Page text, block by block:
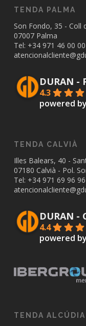
TENDA PALMA
Son Fondo, 35 - Coll
07007 Palma
Tel: +34 971 46 00 00
DURAN -
4.3
powered by
TENDA CALVIÀ
Illes Balears, 40 -
07180 Calvià - Pol.
Tel: +34 971 69 96 96
DURAN -
4.4
powered by
TENDA ALCÚDIA